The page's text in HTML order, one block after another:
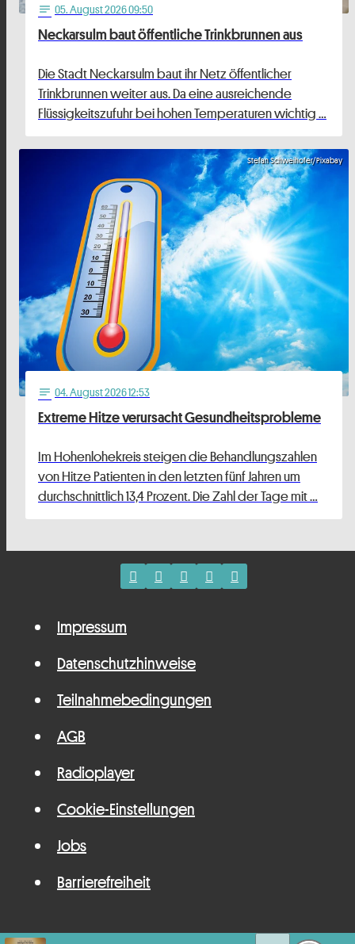
notes 05. August 2026 09:50
Neckarsulm baut öffentliche Trinkbrunnen aus
Die Stadt Neckarsulm baut ihr Netz öffentlicher
Trinkbrunnen weiter aus. Da eine ausreichende
Flüssigkeitszufuhr bei hohen Temperaturen wichtig …
Stefan Schweihofer/Pixabay
notes 04. August 2026 12:53
Extreme Hitze verursacht Gesundheitsprobleme
Im Hohenlohekreis steigen die Behandlungszahlen
von Hitze Patienten in den letzten fünf Jahren um
durchschnittlich 13,4 Prozent. Die Zahl der Tage mit …
Impressum
Datenschutzhinweise
Teilnahmebedingungen
AGB
Radioplayer
Cookie-Einstellungen
Jobs
Barrierefreiheit